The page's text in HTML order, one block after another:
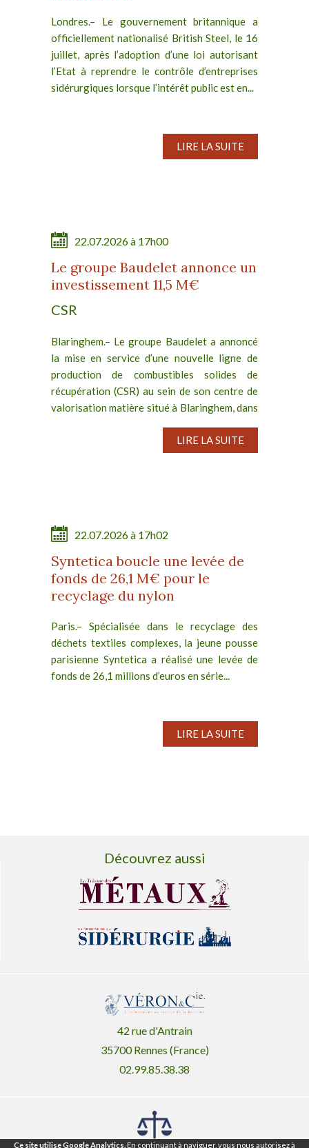
Ce site utilise Google Analytics. En continuant à naviguer, vous nous autorisez à
Londres.– Le gouvernement britannique a
officiellement nationalisé British Steel, le 16
juillet, après l’adoption d’une loi autorisant
l’Etat à reprendre le contrôle d’entreprises
sidérurgiques lorsque l’intérêt public est en...
LIRE LA SUITE
22.07.2026 à 17h00
Le groupe Baudelet annonce un
investissement 11,5 M€
CSR
Blaringhem.– Le groupe Baudelet a annoncé
la mise en service d’une nouvelle ligne de
production de combustibles solides de
récupération (CSR) au sein de son centre de
valorisation matière situé à Blaringhem, dans
LIRE LA SUITE
22.07.2026 à 17h02
Syntetica boucle une levée de
fonds de 26,1 M€ pour le
recyclage du nylon
Paris.– Spécialisée dans le recyclage des
déchets textiles complexes, la jeune pousse
parisienne Syntetica a réalisé une levée de
fonds de 26,1 millions d’euros en série...
LIRE LA SUITE
Découvrez aussi
42 rue d'Antrain
35700 Rennes (France)
02.99.85.38.38